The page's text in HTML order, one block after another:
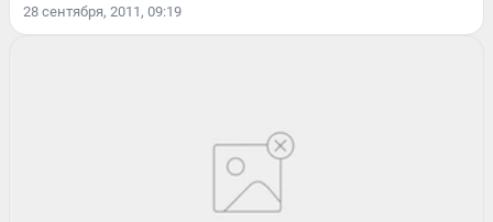
28 сентября, 2011, 09:19